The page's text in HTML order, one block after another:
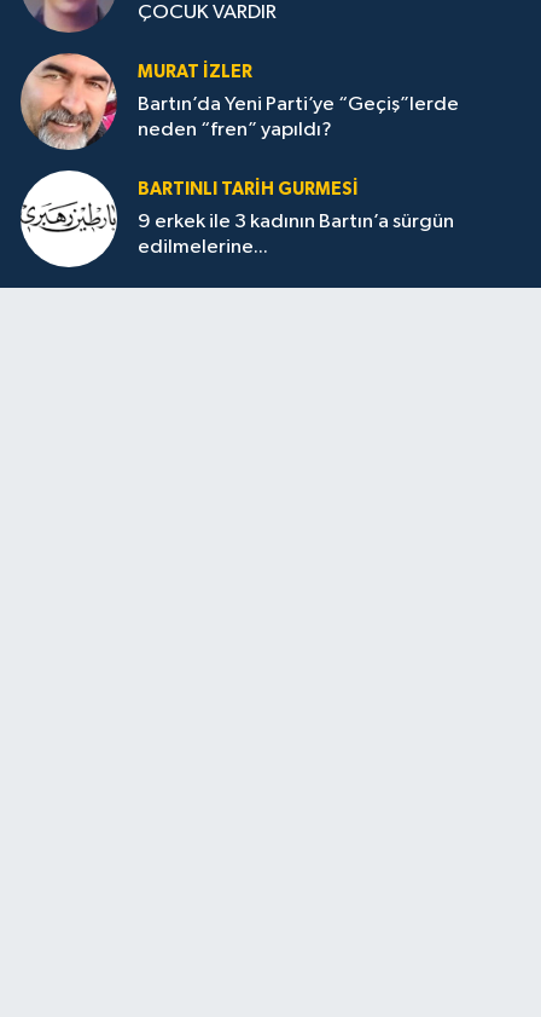
ÇOCUK VARDIR
MURAT İZLER
Bartın’da Yeni Parti’ye “Geçiş”lerde
neden “fren” yapıldı?
BARTINLI TARIH GURMESI
9 erkek ile 3 kadının Bartın’a sürgün
edilmelerine...